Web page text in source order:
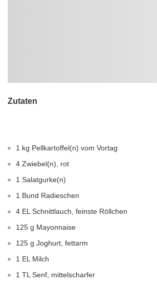
Zutaten
1 kg Pellkartoffel(n) vom Vortag
4 Zwiebel(n), rot
1 Salatgurke(n)
1 Bund Radieschen
4 EL Schnittlauch, feinste Röllchen
125 g Mayonnaise
125 g Joghurt, fettarm
1 EL Milch
1 TL Senf, mittelscharfer